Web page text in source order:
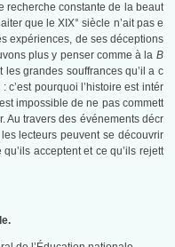
recherche constante de la beaut
que le XIX° siècle n’ait pas e
expériences, de ses déceptions
plus y penser comme à la B
les grandes souffrances qu’il a c
pourquoi l’histoire est intér
impossible de ne pas commett
Au travers des événements décr
les lecteurs peuvent se découvrir
acceptent et ce qu’ils rejett